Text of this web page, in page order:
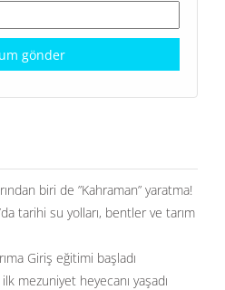
biri de ”Kahraman” yaratma!
tarihi su yolları, bentler ve tarım
Giriş eğitimi başladı
mezuniyet heyecanı yaşadı